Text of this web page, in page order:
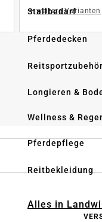
Stallbedarf
Pferdedecken
Reitsportzubehör
Longieren &
Wellness &
Pferdepflege
Reitbekleidung
Alles in
+weitere Varianten